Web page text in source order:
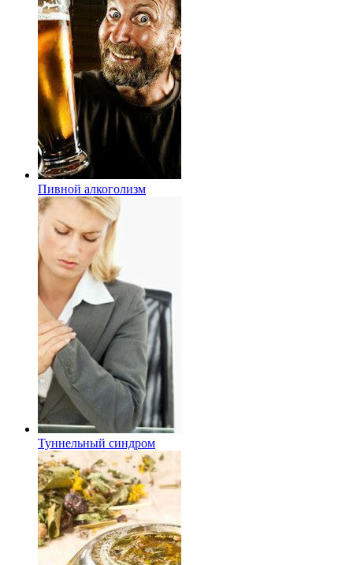
Пивной алкоголизм
Туннельный синдром